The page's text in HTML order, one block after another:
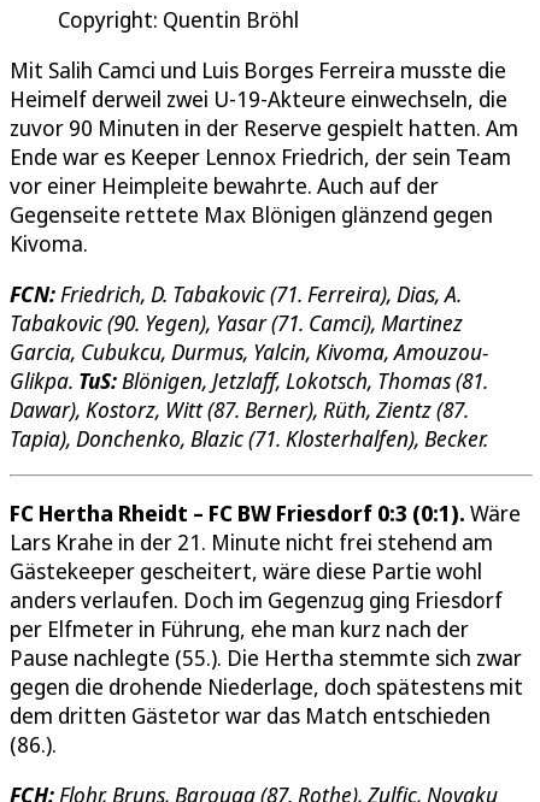
Copyright: Quentin Bröhl
Mit Salih Camci und Luis Borges Ferreira musste die
Heimelf derweil zwei U-19-Akteure einwechseln, die
zuvor 90 Minuten in der Reserve gespielt hatten. Am
Ende war es Keeper Lennox Friedrich, der sein Team
vor einer Heimpleite bewahrte. Auch auf der
Gegenseite rettete Max Blönigen glänzend gegen
Kivoma.
FCN:Friedrich, D. Tabakovic (71. Ferreira), Dias, A.
Tabakovic (90. Yegen), Yasar (71. Camci), Martinez
Garcia, Cubukcu, Durmus, Yalcin, Kivoma, Amouzou-
Glikpa. TuS:Blönigen, Jetzlaff, Lokotsch, Thomas (81.
Dawar), Kostorz, Witt (87. Berner), Rüth, Zientz (87.
Tapia), Donchenko, Blazic (71. Klosterhalfen), Becker.
FC Hertha Rheidt – FC BW Friesdorf 0:3 (0:1). Wäre
Lars Krahe in der 21. Minute nicht frei stehend am
Gästekeeper gescheitert, wäre diese Partie wohl
anders verlaufen. Doch im Gegenzug ging Friesdorf
per Elfmeter in Führung, ehe man kurz nach der
Pause nachlegte (55.). Die Hertha stemmte sich zwar
gegen die drohende Niederlage, doch spätestens mit
dem dritten Gästetor war das Match entschieden
(86.).
FCH: Flohr, Bruns, Barouag (87. Rothe), Zulfic, Novaku